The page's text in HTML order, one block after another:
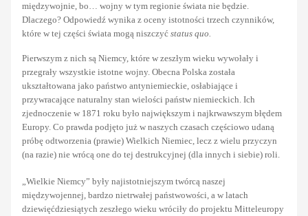
międzywojnie, bo… wojny w tym regionie świata nie będzie.
Dlaczego? Odpowiedź wynika z oceny istotności trzech czynników,
które w tej części świata mogą niszczyć status quo.
Pierwszym z nich są Niemcy, które w zeszłym wieku wywołały i
przegrały wszystkie istotne wojny. Obecna Polska została
ukształtowana jako państwo antyniemieckie, osłabiające i
przywracające naturalny stan wielości państw niemieckich. Ich
zjednoczenie w 1871 roku było największym i najkrwawszym błędem
Europy. Co prawda podjęto już w naszych czasach częściowo udaną
próbę odtworzenia (prawie) Wielkich Niemiec, lecz z wielu przyczyn
(na razie) nie wrócą one do tej destrukcyjnej (dla innych i siebie) roli.
„Wielkie Niemcy” były najistotniejszym twórcą naszej
międzywojennej, bardzo nietrwałej państwowości, a w latach
dziewięćdziesiątych zeszłego wieku wróciły do projektu Mitteleuropy